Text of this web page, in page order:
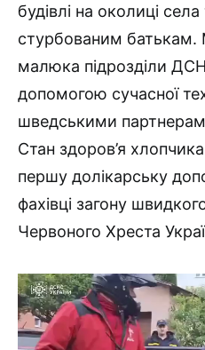
будівлі на околиці
стурбованим батькам.
малюка підрозділи
допомогою сучасної
шведськими
Стан здоров’я
першу долікарську
фахівці загону
Червоного Хреста